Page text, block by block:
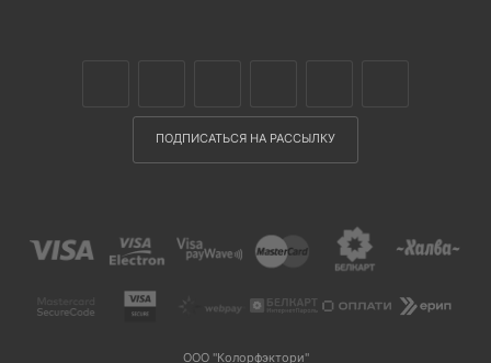
ПОДПИСАТЬСЯ НА РАССЫЛКУ
ООО "Колорфэктори"